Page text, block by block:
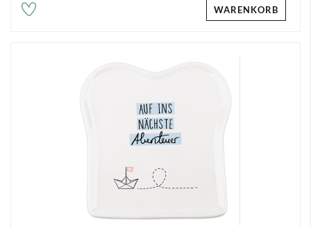
WARENKORB